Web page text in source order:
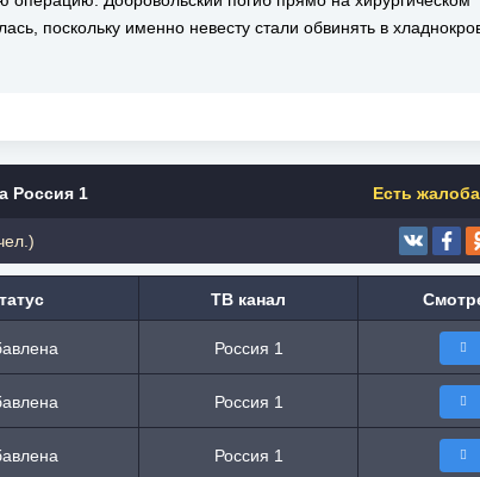
поскольку именно невесту стали обвинять в
Россия 1 Есть
ТВ канал
Россия 1
Россия 1
Россия 1